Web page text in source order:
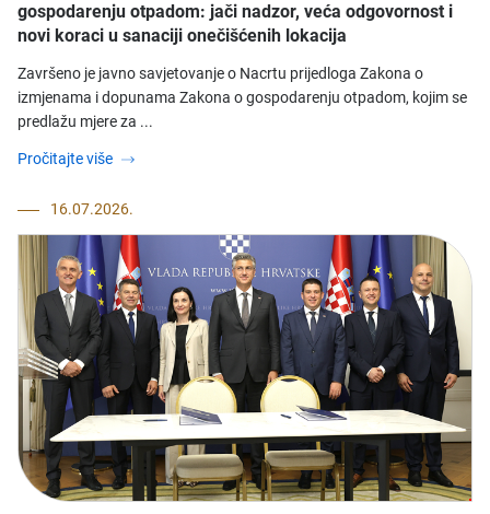
gospodarenju otpadom: jači nadzor, veća odgovornost i
novi koraci u sanaciji onečišćenih lokacija
Završeno je javno savjetovanje o Nacrtu prijedloga Zakona o
izmjenama i dopunama Zakona o gospodarenju otpadom, kojim se
predlažu mjere za ...
Pročitajte više
16.07.2026.